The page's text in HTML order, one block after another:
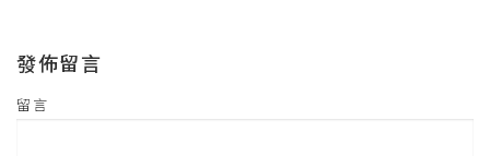
中
開
發佈留言
留言